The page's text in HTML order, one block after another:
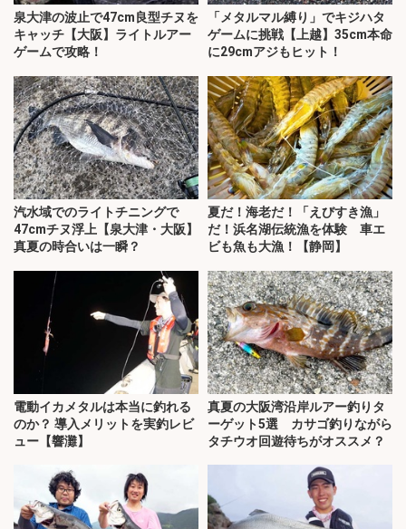
泉大津の波止で47cm良型チヌを
キャッチ【大阪】ライトルアー
ゲームで攻略！
「メタルマル縛り」でキジハタ
ゲームに挑戦【上越】35cm本命
に29cmアジもヒット！
汽水域でのライトチニングで
47cmチヌ浮上【泉大津・大阪】
真夏の時合いは一瞬？
夏だ！海老だ！「えびすき漁」
だ！浜名湖伝統漁を体験 車エ
ビも魚も大漁！【静岡】
電動イカメタルは本当に釣れる
のか？ 導入メリットを実釣レビ
ュー【響灘】
真夏の大阪湾沿岸ルアー釣りタ
ーゲット5選 カサゴ釣りながら
タチウオ回遊待ちがオススメ？